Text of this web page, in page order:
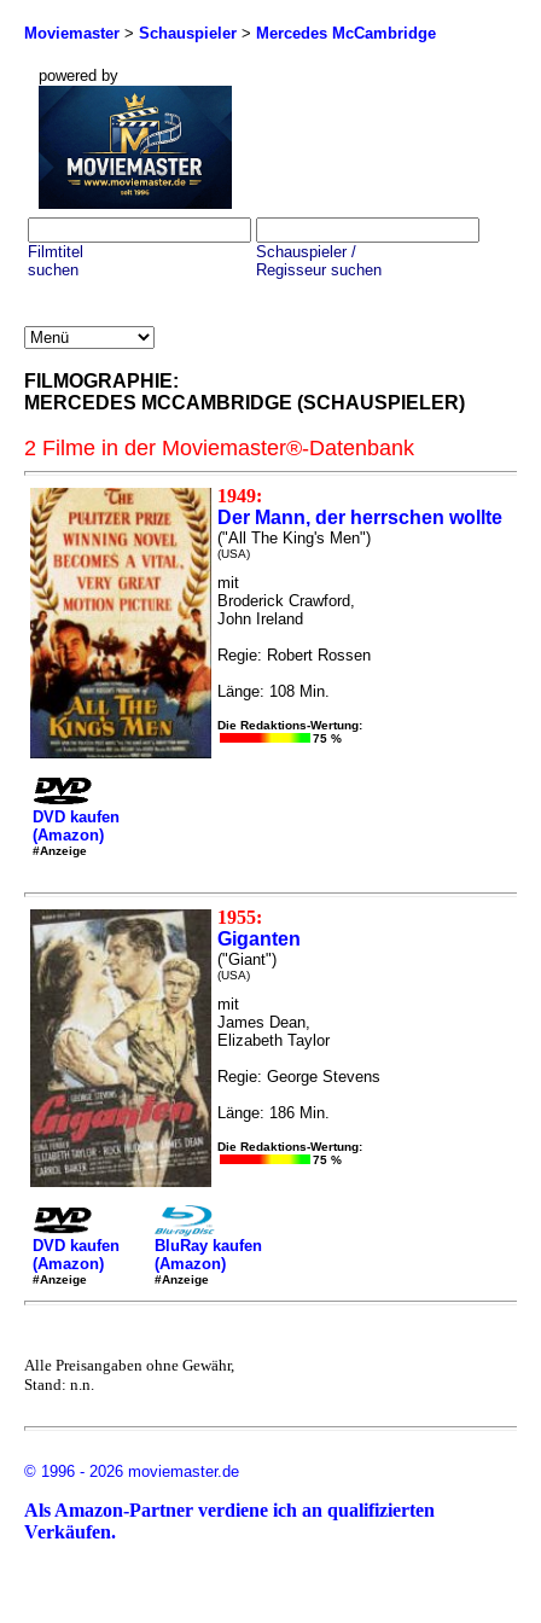
Moviemaster > Schauspieler > Mercedes McCambridge
powered by
Filmtitel
suchen
Schauspieler /
Regisseur suchen
FILMOGRAPHIE:
MERCEDES MCCAMBRIDGE (SCHAUSPIELER)
2 Filme in der Moviemaster®-Datenbank
1949:
Der Mann, der herrschen wollte
("All The King's Men")
(USA)
mit
Broderick Crawford,
John Ireland
Regie: Robert Rossen
Länge: 108 Min.
Die Redaktions-Wertung:
75 %
DVD kaufen
(Amazon)
#Anzeige
1955:
Giganten
("Giant")
(USA)
mit
James Dean,
Elizabeth Taylor
Regie: George Stevens
Länge: 186 Min.
Die Redaktions-Wertung:
75 %
DVD kaufen
(Amazon)
#Anzeige
BluRay kaufen
(Amazon)
#Anzeige
Alle Preisangaben ohne Gewähr,
Stand: n.n.
© 1996 - 2026 moviemaster.de
Als Amazon-Partner verdiene ich an qualifizierten
Verkäufen.